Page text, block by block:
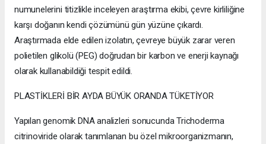
numunelerini titizlikle inceleyen araştırma ekibi, çevre kirliliğine
karşı doğanın kendi çözümünü gün yüzüne çıkardı.
Araştırmada elde edilen izolatın, çevreye büyük zarar veren
polietilen glikolü (PEG) doğrudan bir karbon ve enerji kaynağı
olarak kullanabildiği tespit edildi.
PLASTİKLERİ BİR AYDA BÜYÜK ORANDA TÜKETİYOR
Yapılan genomik DNA analizleri sonucunda Trichoderma
citrinoviride olarak tanımlanan bu özel mikroorganizmanın,